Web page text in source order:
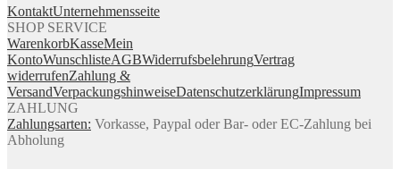
KontaktUnternehmensseite
SHOP SERVICE
WarenkorbKasseMein
KontoWunschlisteAGBWiderrufsbelehrungVertrag
widerrufenZahlung &
VersandVerpackungshinweiseDatenschutzerklärungImpressum
ZAHLUNG
Zahlungsarten: Vorkasse, Paypal oder Bar- oder EC-Zahlung bei
Abholung